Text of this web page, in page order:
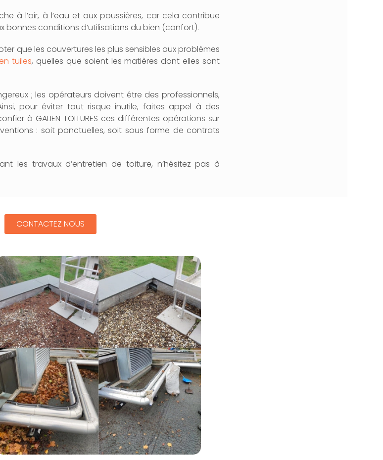
à l’air, à l’eau et aux poussières, car cela contribue
bonnes conditions d’utilisations du bien (confort).
que les couvertures les plus sensibles aux problèmes
tuiles, quelles que soient les matières dont elles sont
; les opérateurs doivent être des professionnels,
pour éviter tout risque inutile, faites appel à des
à GALIEN TOITURES ces différentes opérations sur
: soit ponctuelles, soit sous forme de contrats
les travaux d’entretien de toiture, n’hésitez pas à
CONTACTEZ NOUS